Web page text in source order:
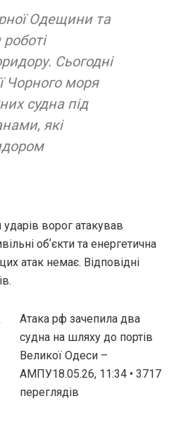
Одещини та
Сьогодні
Чорного моря
судна під
які
ворог атакував
обʼєкти та енергетична
атак немає. Відповідні
Атака рф зачепила два
судна на шляху до портів
Великої Одеси –
АМПУ18.05.26, 11:34 • 3717
переглядiв